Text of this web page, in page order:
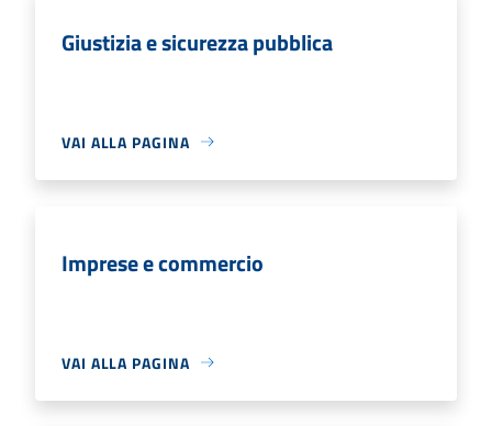
Giustizia e sicurezza pubblica
VAI ALLA PAGINA
Imprese e commercio
VAI ALLA PAGINA